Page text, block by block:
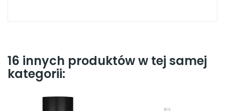
16 innych produktów w tej samej
kategorii: